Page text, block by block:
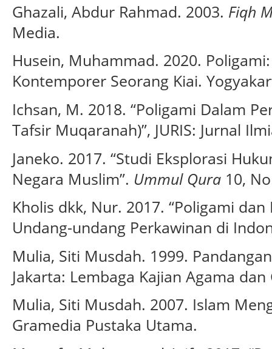
Ghazali, Abdur Rahmad. 2003. Fiqh
Media.
Husein, Muhammad. 2020.
Kontemporer Seorang Kiai.
Ichsan, M. 2018. “Poligami Dalam
Tafsir Muqaranah)”, JURIS: Jurnal
Janeko. 2017. “Studi Eksplorasi
Negara Muslim”. Ummul Qura 10,
Kholis dkk, Nur. 2017. “Poligami
Undang-undang Perkawinan di
Mulia, Siti Musdah. 1999.
Jakarta: Lembaga Kajian Agama dan
Mulia, Siti Musdah. 2007. Islam
Gramedia Pustaka Utama.